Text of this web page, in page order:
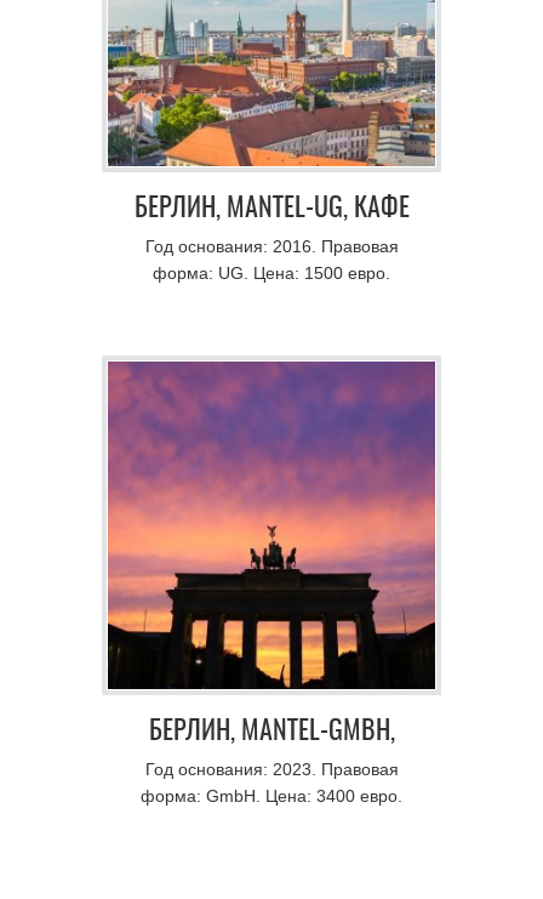
БЕРЛИН, MANTEL-UG, КАФЕ
Год основания: 2016. Правовая
форма: UG. Цена: 1500 евро.
БЕРЛИН, MANTEL-GMBH,
ОБУЧЕНИЕ ЯЗЫКУ,
КОНСУЛЬТАЦИИ В СФЕРЕ
Год основания: 2023. Правовая
форма: GmbH. Цена: 3400 евро.